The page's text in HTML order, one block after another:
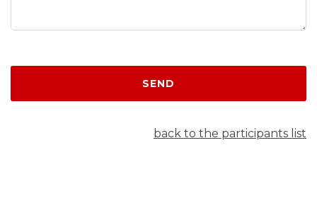
SEND
back to the participants list